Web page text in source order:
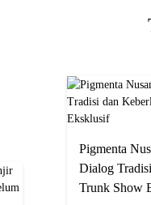
Pigmenta
Dialog
Trunk Show